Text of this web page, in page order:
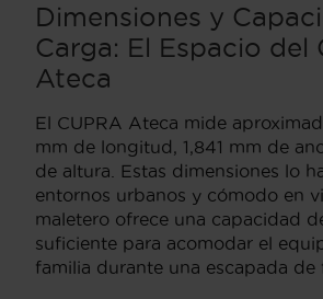
Dimensiones y
Carga: El Espacio del
Ateca
El CUPRA Ateca mide
mm de longitud, 1,841 mm de
de altura. Estas dimensiones lo
entornos urbanos y cómodo en
maletero ofrece una capacidad
suficiente para acomodar el
familia durante una escapada de